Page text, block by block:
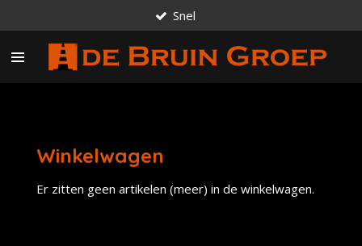
direct
naar
Winkelwagen
Er zitten geen artikelen (meer) in de winkelwagen.